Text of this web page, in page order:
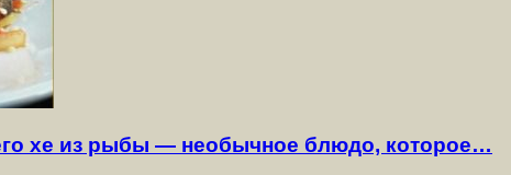
хе из рыбы — необычное блюдо, которое…